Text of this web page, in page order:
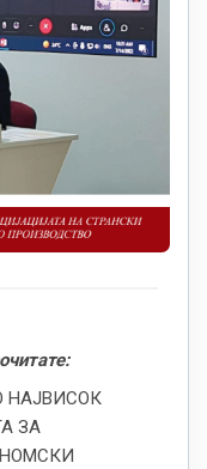
НАЈВИСОК
ЗА